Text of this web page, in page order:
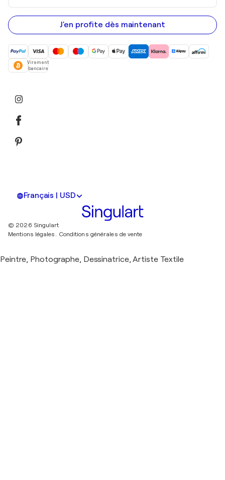
adresse
e-
mail
J'en profite dès maintenant
Virement
bancaire
Français | USD
© 2026 Singulart
Mentions légales. Conditions générales de vente
Peintre, Photographe, Dessinatrice, Artiste Textile